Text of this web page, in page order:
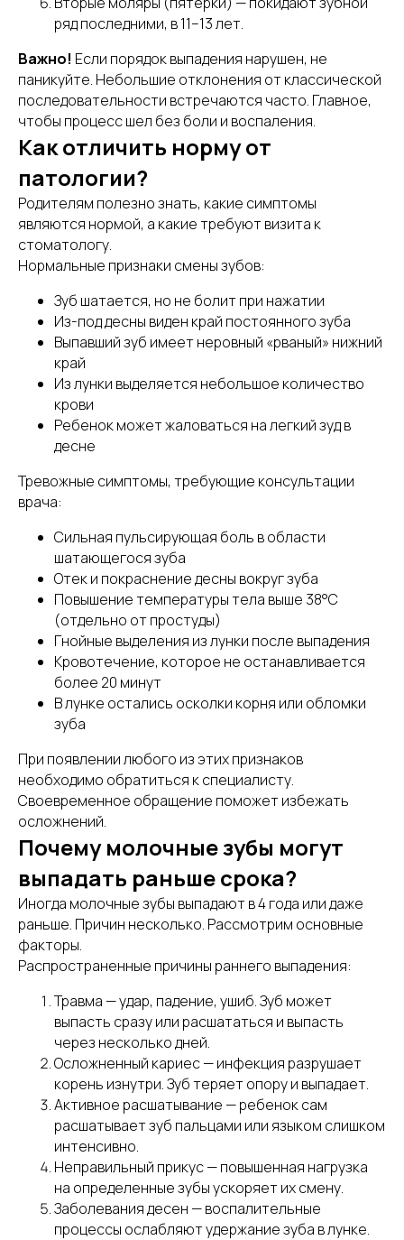
ряд последними, в 11–13 лет.
Важно! Если порядок выпадения нарушен, не
паникуйте. Небольшие отклонения от классической
последовательности встречаются часто. Главное,
чтобы процесс шел без боли и воспаления.
Как отличить норму от
патологии?
Родителям полезно знать, какие симптомы
являются нормой, а какие требуют визита к
стоматологу.
Нормальные признаки смены зубов:
Зуб шатается, но не болит при нажатии
Из-под десны виден край постоянного зуба
Выпавший зуб имеет неровный «рваный» нижний
край
Из лунки выделяется небольшое количество
крови
Ребенок может жаловаться на легкий зуд в
десне
Тревожные симптомы, требующие консультации
врача:
Сильная пульсирующая боль в области
шатающегося зуба
Отек и покраснение десны вокруг зуба
Повышение температуры тела выше 38°C
(отдельно от простуды)
Гнойные выделения из лунки после выпадения
Кровотечение, которое не останавливается
более 20 минут
В лунке остались осколки корня или обломки
зуба
При появлении любого из этих признаков
необходимо обратиться к специалисту.
Своевременное обращение поможет избежать
осложнений.
Почему молочные зубы могут
выпадать раньше срока?
Иногда молочные зубы выпадают в 4 года или даже
раньше. Причин несколько. Рассмотрим основные
факторы.
Распространенные причины раннего выпадения:
Травма — удар, падение, ушиб. Зуб может
выпасть сразу или расшататься и выпасть
через несколько дней.
Осложненный кариес — инфекция разрушает
корень изнутри. Зуб теряет опору и выпадает.
Активное расшатывание — ребенок сам
расшатывает зуб пальцами или языком слишком
интенсивно.
Неправильный прикус — повышенная нагрузка
на определенные зубы ускоряет их смену.
Заболевания десен — воспалительные
процессы ослабляют удержание зуба в лунке.